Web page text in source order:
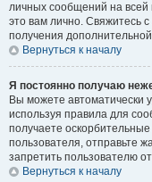
личных сообщений на
это вам лично. Свяжитесь
получения
Вернуться к началу
Я постоянно получаю
Вы можете автоматически
используя правила для
получаете
пользователя, отправьте
запретить пользователю
Вернуться к началу